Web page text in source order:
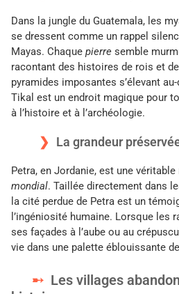
Dans la jungle du Guatemala, les
se dressent comme un rappel
Mayas. Chaque pierre semble
racontant des histoires de rois et
pyramides imposantes s’élevant
Tikal est un endroit magique pour
à l’histoire et à l’archéologie.
La grandeur
Petra, en Jordanie, est une
mondial. Taillée directement dans
la cité perdue de Petra est un
l’ingéniosité humaine. Lorsque les
ses façades à l’aube ou au
vie dans une palette éblouissante
Les villages